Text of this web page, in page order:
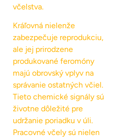
včelstva.
Kráľovná nielenže
zabezpečuje reprodukciu,
ale jej prirodzene
produkované feromóny
majú obrovský vplyv na
správanie ostatných včiel.
Tieto chemické signály sú
životne dôležité pre
udržanie poriadku v úli.
Pracovné včely sú nielen